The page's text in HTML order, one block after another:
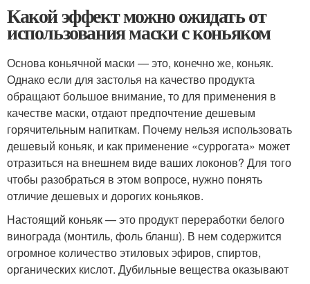
Какой эффект можно ожидать от
использования маски с коньяком
Основа коньячной маски — это, конечно же, коньяк.
Однако если для застолья на качество продукта
обращают большое внимание, то для применения в
качестве маски, отдают предпочтение дешевым
горячительным напиткам. Почему нельзя использовать
дешевый коньяк, и как применение «суррогата» может
отразиться на внешнем виде ваших локонов? Для того
чтобы разобраться в этом вопросе, нужно понять
отличие дешевых и дорогих коньяков.
Настоящий коньяк — это продукт переработки белого
винограда (монтиль, фоль бланш). В нем содержится
огромное количество этиловых эфиров, спиртов,
органических кислот. Дубильные вещества оказывают